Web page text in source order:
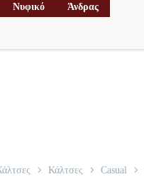
Νυφικό Άνδρας
Κάλτσες Casual